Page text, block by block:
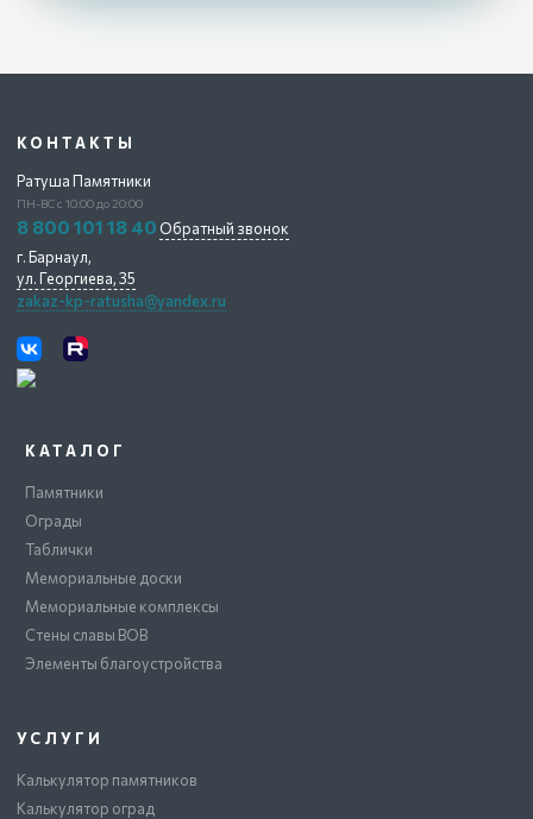
КАТАЛОГ
Памятники
Ограды
Таблички
Мемориальные доски
Мемориальные комплексы
Стены славы ВОВ
Элементы благоустройства
УСЛУГИ
Калькулятор памятников
Калькулятор оград
КОНТАКТЫ
Ратуша Памятники
ПН-ВС с 10:00 до 20:00
8 800 101 18 40 Обратный звонок
г. Барнаул,
ул. Георгиева, 35
zakaz-kp-ratusha@yandex.ru